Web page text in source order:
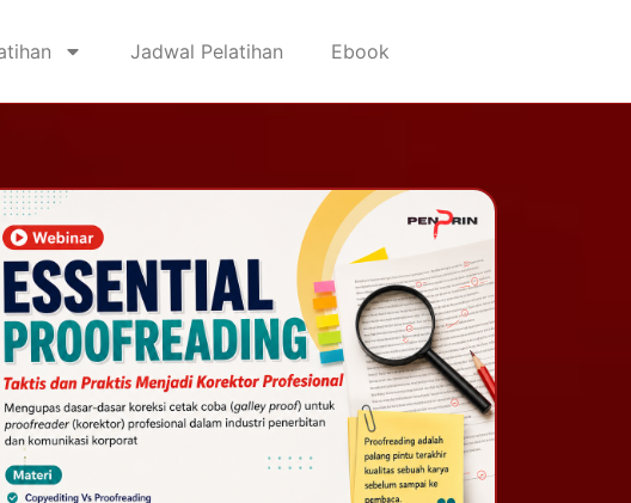
Jadwal Pelatihan Ebook